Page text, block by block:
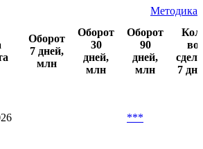
Методика
Оборот
7 дней,
млн
Оборот
30
дней,
млн
Оборот
90
дней,
млн
во
7
***